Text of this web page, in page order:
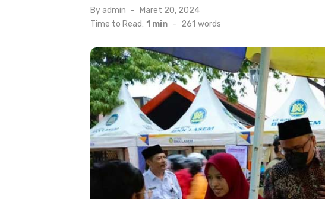
By admin
Posted
on
Maret 20, 2024
Time to Read: 1 min - 261 words